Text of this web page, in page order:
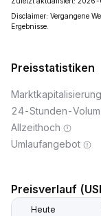
Disclaimer: Vergangene
Ergebnisse.
Preisstatistiken
Marktkapitalisierung
24-Stunden-
Allzeithoch
Umlaufangebot
Preisverlauf
Heute